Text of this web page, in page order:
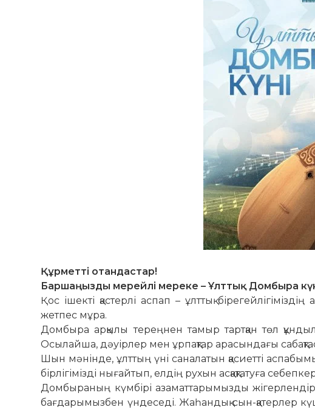
Құрметті отандастар!
Баршаңызды мерейлі мереке – Ұлттық Домбыра
Қос ішекті қастерлі аспап – ұлттық
жетпес мұра.
Домбыра арқылы тереңнен тамыр тартқан төл
Осылайша, дәуірлер мен ұрпақтар арасындағы
Шын мәнінде, ұлттың үні саналатын қасиетті
бірлігімізді нығайтып, елдің рухын асқақтатуға
Домбыраның күмбірі азаматтарымызды
бағдарымызбен үндеседі. Жаһандық сын-қатерлер